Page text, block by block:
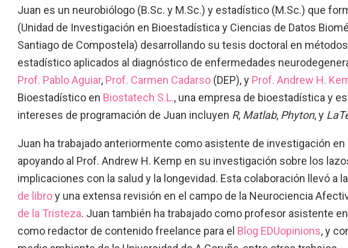
Juan es un neurobiólogo (B.Sc. y M.Sc.) y estadístico (M.Sc.) que
(Unidad de Investigación en Bioestadística y Ciencias de Datos
Santiago de Compostela) desarrollando su tesis doctoral en
estadístico aplicados al diagnóstico de enfermedades
Prof. Pablo Aguiar, Prof. Carmen Cadarso (DEP), y Prof. Andrew H.
Bioestadístico en Biostatech S.L., una empresa de bioestadística y
intereses de programación de Juan incluyen R, Matlab, Phyton, y
Juan ha trabajado anteriormente como asistente de investigación en
apoyando al Prof. Andrew H. Kemp en su investigación sobre los
implicaciones con la salud y la longevidad. Esta colaboración llevó a
de libroy una extensa revisión en el campo de la Neurociencia
de la Tristeza. Juan también ha trabajado como profesor asistente
como redactor de contenido freelance para el Blog EDUopinions, y